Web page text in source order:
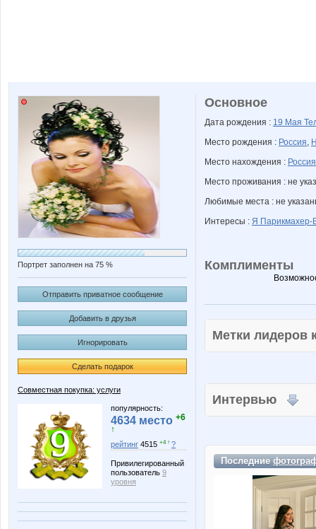
Портрет заполнен на 75 %
Отправить приватное сообщение
Добавить в друзья
Игнорировать
Сделать подарок
Совместная покупка: услуги
популярность:
4634 место +6
↑
рейтинг 4515 +4 ↑ ?
Привилегированный
пользователь 9
уровня
Основное
Дата рождения : 19 Мая
Место рождения : Россия,
Место нахождения : Россия
Место проживания : не
Любимые места : не
Интересы : Я Парикмахер-
Комплименты
Метки
Интервью
Последние